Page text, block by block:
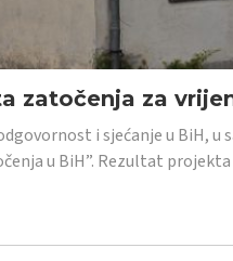
zatočenja za
i sjećanje u BiH,
u BiH”. Rezultat